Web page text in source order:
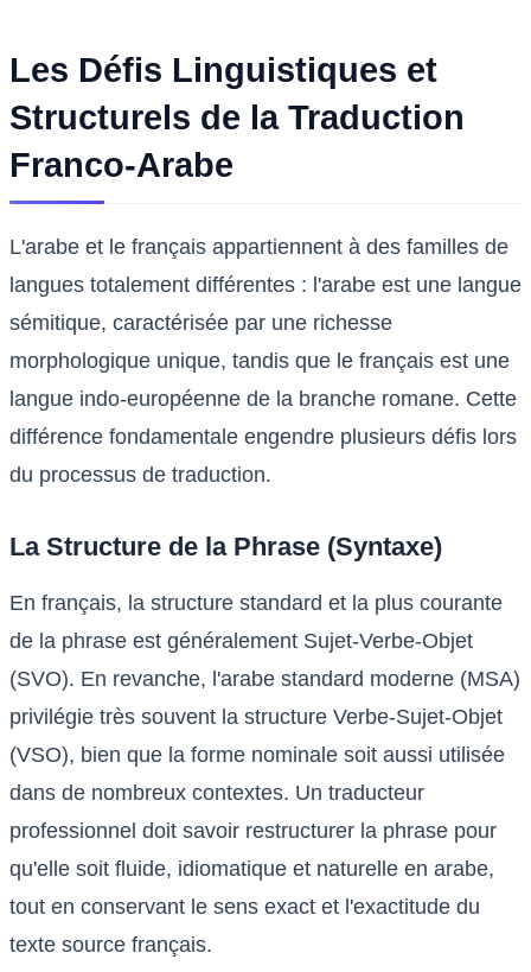
Les Défis Linguistiques et
Structurels de la Traduction
Franco-Arabe
L'arabe et le français appartiennent à des familles de
langues totalement différentes : l'arabe est une langue
sémitique, caractérisée par une richesse
morphologique unique, tandis que le français est une
langue indo-européenne de la branche romane. Cette
différence fondamentale engendre plusieurs défis lors
du processus de traduction.
La Structure de la Phrase (Syntaxe)
En français, la structure standard et la plus courante
de la phrase est généralement Sujet-Verbe-Objet
(SVO). En revanche, l'arabe standard moderne (MSA)
privilégie très souvent la structure Verbe-Sujet-Objet
(VSO), bien que la forme nominale soit aussi utilisée
dans de nombreux contextes. Un traducteur
professionnel doit savoir restructurer la phrase pour
qu'elle soit fluide, idiomatique et naturelle en arabe,
tout en conservant le sens exact et l'exactitude du
texte source français.